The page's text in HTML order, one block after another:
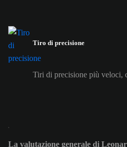
Tiro di precisione
Tiri di precisione più veloci,
La valutazione generale di